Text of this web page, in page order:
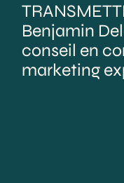
Benjamin
conseil en
marketing